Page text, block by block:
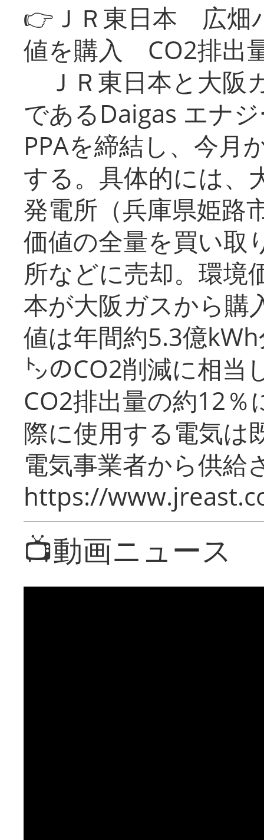
👉ＪＲ東日本 広畑
値を購入 CO2排出
ＪＲ東日本と大阪
であるDaigas エナ
PPAを締結し、今月
する。具体的には、
発電所（兵庫県姫路
価値の全量を買い取
所などに売却。環境
本が大阪ガスから購
値は年間約5.3億
㌧のCO2削減に相当
CO2排出量の約12％
際に使用する電気は
電気事業者から供給
https://
📺動画ニュース